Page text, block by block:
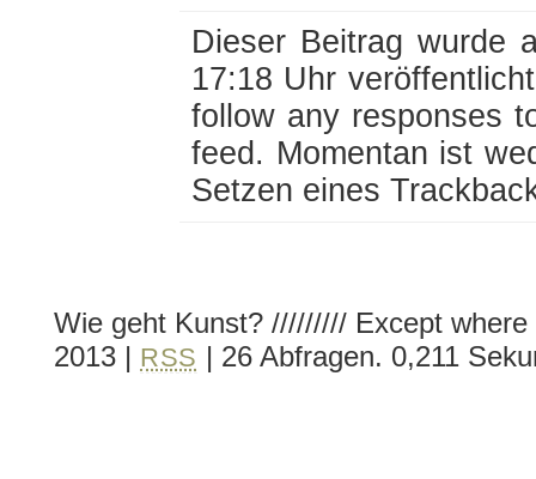
Dieser Beitrag wurde
17:18 Uhr
follow any responses
feed. Momentan ist
Setzen eines
Wie geht Kunst? ///////// Except
2013 | RSS | 26 Abfragen. 0,211